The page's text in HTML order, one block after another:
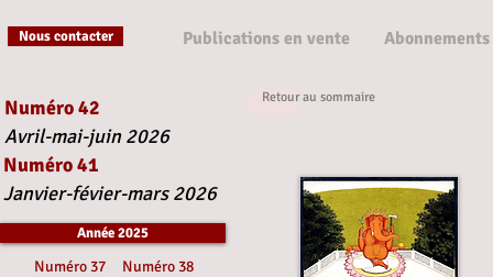
Nous contacter Publications en vente Abonnements
Retour au sommaire
Numéro 42
Avril-mai-juin 2026
Numéro 41
Janvier-févier-mars 2026
Année 2025
Numéro 37
Numéro 38